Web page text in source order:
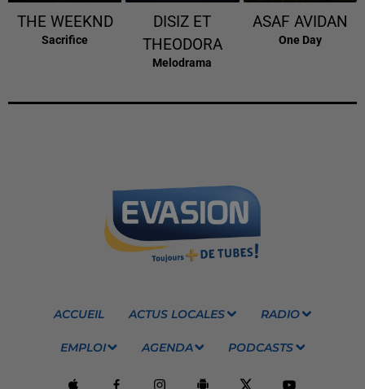
THE WEEKND
Sacrifice
DISIZ ET
THEODORA
Melodrama
ASAF AVIDAN
One Day
ACCUEIL ACTUS LOCALES RADIO
EMPLOI AGENDA PODCASTS